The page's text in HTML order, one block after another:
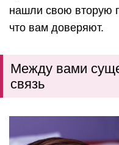
нашли свою вторую
что вам доверяют.
Между вами
связь